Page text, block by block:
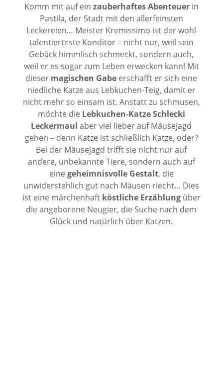
Komm mit auf ein zauberhaftes Abenteuerin
Pastila, der Stadt mit den allerfeinsten
Leckereien… Meister Kremissimo ist der wohl
talentierteste Konditor – nicht nur, weil sein
Gebäck himmlisch schmeckt, sondern auch,
weil er es sogar zum Leben erwecken kann! Mit
dieser magischen Gabe erschafft er sich eine
niedliche Katze aus Lebkuchen-Teig, damit er
nicht mehr so einsam ist. Anstatt zu schmusen,
möchte die Lebkuchen-KatzeSchlecki
Leckermaul aber viel lieber auf Mäusejagd
gehen – denn Katze ist schließlich Katze, oder?
Bei der Mäusejagd trifft sie nicht nur auf
andere, unbekannte Tiere, sondern auch auf
eine geheimnisvolle Gestalt, die
unwiderstehlich gut nach Mäusen riecht… Dies
ist eine märchenhaft köstliche Erzählungüber
die angeborene Neugier, die Suche nach dem
Glück und natürlich über Katzen.